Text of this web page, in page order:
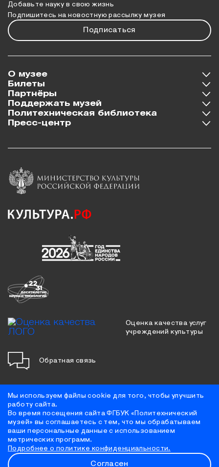
Добавьте науку в свою жизнь
Подпишитесь на новостную рассылку музея
Подписаться
О музее
Билеты
Партнёры
Поддержать музей
Политехническая библиотека
Пресс-центр
Оценка качества услуг
учреждений культуры
Обратная связь
Противодействие коррупции
Цифровая доступность
Условия использования материалов сайта
Политика конфиденциальности
Противодействие терроризму
Мы используем файлы cookie для того, чтобы улучшить
работу сайта.
Во время посещения сайта ФГБУК «Политехнический
музей» вы соглашаетесь с тем, что мы обрабатываем
ваши персональные данные с использованием
метрических программ.
Подробнее о политике конфиденциальности.
Согласен